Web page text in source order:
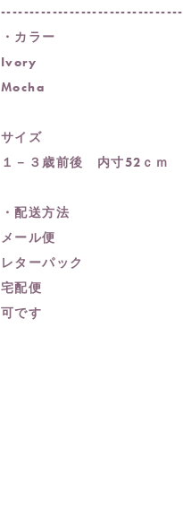
・カラー
Ivory
Mocha
サイズ
１－３歳前後 内寸52ｃｍ
・配送方法
メール便
レターパック
宅配便
可です